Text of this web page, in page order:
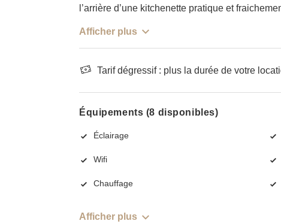
l’arrière d’une kitchenette pratique et
Afficher plus
Tarif dégressif : plus la durée de votre
Équipements (8 disponibles)
Éclairage
Wifi
Chauffage
Afficher plus